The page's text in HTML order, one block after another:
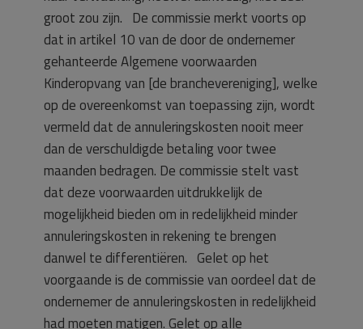
groot zou zijn. De commissie merkt voorts op
dat in artikel 10 van de door de ondernemer
gehanteerde Algemene voorwaarden
Kinderopvang van [de branchevereniging], welke
op de overeenkomst van toepassing zijn, wordt
vermeld dat de annuleringskosten nooit meer
dan de verschuldigde betaling voor twee
maanden bedragen. De commissie stelt vast
dat deze voorwaarden uitdrukkelijk de
mogelijkheid bieden om in redelijkheid minder
annuleringskosten in rekening te brengen
danwel te differentiëren. Gelet op het
voorgaande is de commissie van oordeel dat de
ondernemer de annuleringskosten in redelijkheid
had moeten matigen. Gelet op alle